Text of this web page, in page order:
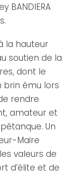
BANDIERA
la hauteur
soutien de la
dont le
brin ému lors
rendre
amateur et
Un
Maire
valeurs de
d’élite et de